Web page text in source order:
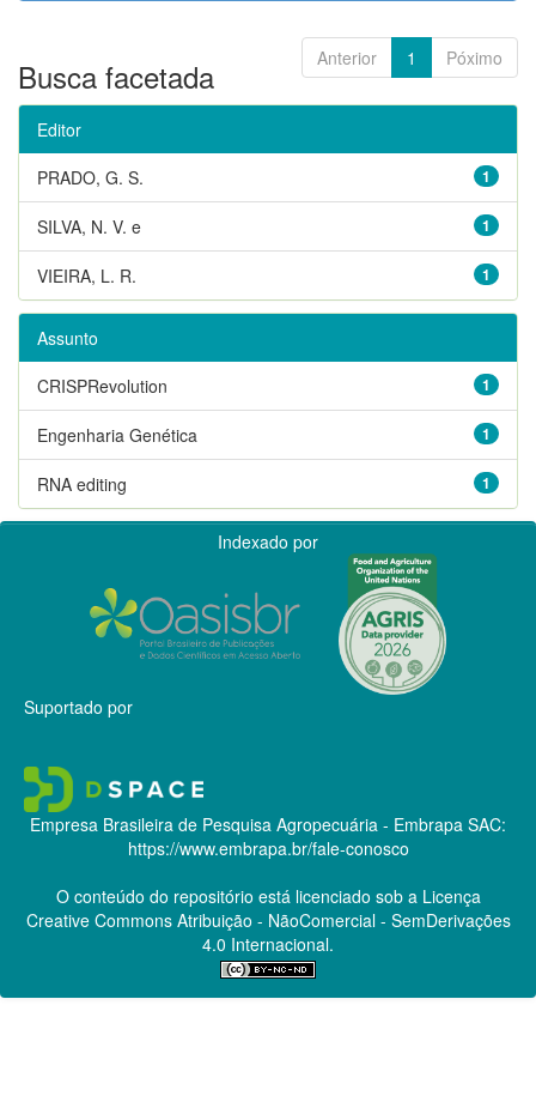
Anterior 1 Póximo
Busca facetada
Editor
1
PRADO, G. S.
1
SILVA, N. V. e
1
VIEIRA, L. R.
Assunto
1
CRISPRevolution
1
Engenharia Genética
1
RNA editing
Indexado por
Suportado por
Empresa Brasileira de Pesquisa Agropecuária - Embrapa SAC:
https://www.embrapa.br/fale-conosco
O conteúdo do repositório está licenciado sob a Licença
Creative CommonsAtribuição - NãoComercial - SemDerivações
4.0 Internacional.